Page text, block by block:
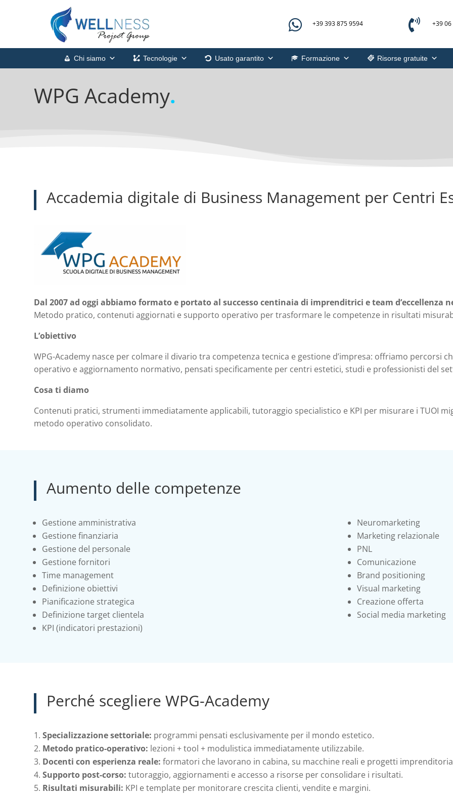
 +39 393 875 9594  +39
Chi siamo Tecnologie Usato garantito Formazione Risorse gratuite
WPG Academy.
Accademia digitale di Business Management per Centri
Dal 2007 ad oggi abbiamo formato e portato al successo centinaia di imprenditrici e team d’eccellenza
Metodo pratico, contenuti aggiornati e supporto operativo per trasformare le competenze in risultati
L’obiettivo
WPG-Academy nasce per colmare il divario tra competenza tecnica e gestione d’impresa: offriamo percorsi
operativo e aggiornamento normativo, pensati specificamente per centri estetici, studi e professionisti del
Cosa ti diamo
Contenuti pratici, strumenti immediatamente applicabili, tutoraggio specialistico e KPI per misurare i TUOI
metodo operativo consolidato.
Aumento delle competenze
Gestione amministrativa
Gestione finanziaria
Gestione del personale
Gestione fornitori
Time management
Definizione obiettivi
Pianificazione strategica
Definizione target clientela
KPI (indicatori prestazioni)
Neuromarketing
Marketing relazionale
PNL
Comunicazione
Brand positioning
Visual marketing
Creazione offerta
Social media marketing
Perché scegliere WPG-Academy
Specializzazione settoriale: programmi pensati esclusivamente per il mondo estetico.
Metodo pratico-operativo: lezioni + tool + modulistica immediatamente utilizzabile.
Docenti con esperienza reale: formatori che lavorano in cabina, su macchine reali e progetti
Supporto post-corso: tutoraggio, aggiornamenti e accesso a risorse per consolidare i risultati.
Risultati misurabili: KPI e template per monitorare crescita clienti, vendite e margini.